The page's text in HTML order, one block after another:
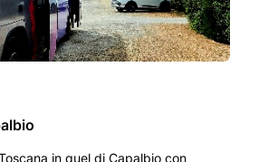
in quel di Capalbio con